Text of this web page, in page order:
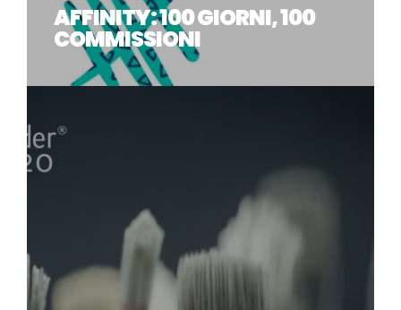
AFFINITY: 100 GIORNI, 100
COMMISSIONI